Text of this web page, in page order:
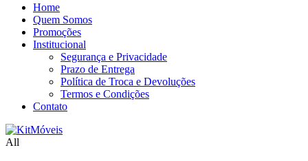
Home
Quem Somos
Promoções
Institucional
Segurança e Privacidade
Prazo de Entrega
Política de Troca e Devoluções
Termos e Condições
Contato
All